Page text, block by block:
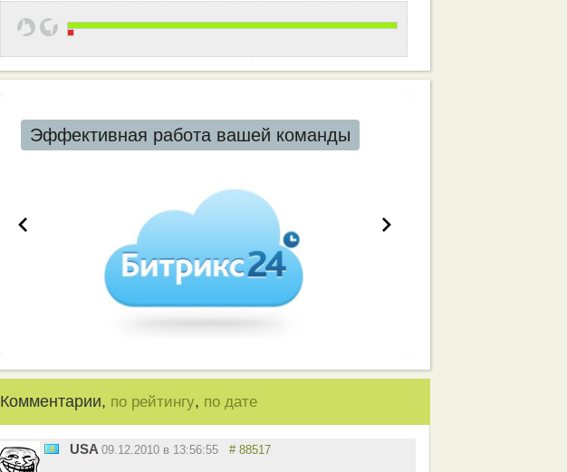
Эффективная работа вашей команды
Комментарии, по рейтингу, по дате
USA 09.12.2010 в 13:56:55 # 88517